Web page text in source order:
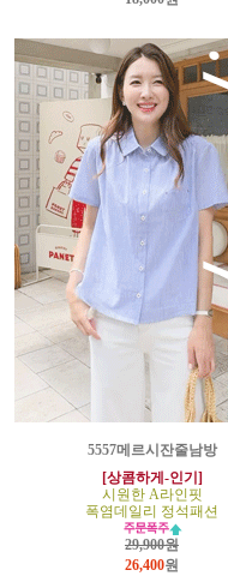
5557메르시잔줄남방
[상콤하게-인기]
시원한 A라인핏
폭염데일리 정석패션
29,900원
26,400원